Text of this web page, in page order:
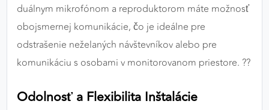
duálnym mikrofónom a reproduktorom máte možnosť
obojsmernej komunikácie, čo je ideálne pre
odstrašenie neželaných návštevníkov alebo pre
komunikáciu s osobami v monitorovanom priestore. ?️?
Odolnosť a Flexibilita Inštalácie